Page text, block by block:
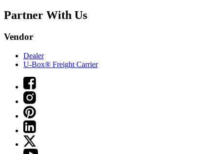
Partner With Us
Vendor
Dealer
U-Box® Freight Carrier